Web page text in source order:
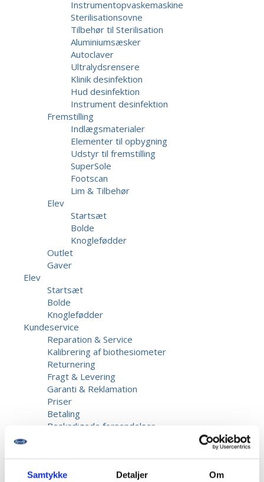
Samtykke Detaljer Om
Instrumentopvaskemaskine
Sterilisationsovne
Tilbehør til Sterilisation
Aluminiumsæsker
Autoclaver
Ultralydsrensere
Klinik desinfektion
Hud desinfektion
Instrument desinfektion
Fremstilling
Indlægsmaterialer
Elementer til opbygning
Udstyr til fremstilling
SuperSole
Footscan
Lim & Tilbehør
Elev
Startsæt
Bolde
Knoglefødder
Outlet
Gaver
Elev
Startsæt
Bolde
Knoglefødder
Kundeservice
Reparation & Service
Kalibrering af biothesiometer
Returnering
Fragt & Levering
Garanti & Reklamation
Priser
Betaling
Beskadigede forsendelser
Information
Dansk Fodmesse